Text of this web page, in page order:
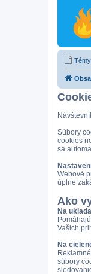
Súbory
cookies
sa
Webové
úplne
Ako
Na
Vašich
Na
súbory